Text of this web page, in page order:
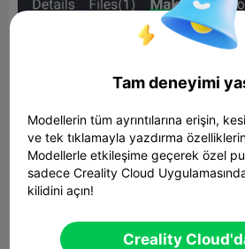
Tam deneyimi
Modellerin tüm ayrıntılarına erişin,
ve tek tıklamayla yazdırma
Modellerle etkileşime geçerek özel
sadece Creality Cloud
kilidini açın!
Creality